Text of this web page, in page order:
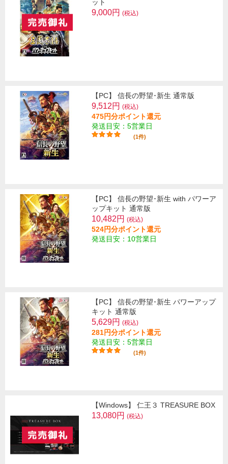
ット
9,000円 (税込)
【PC】 信長の野望･新生 通常版
9,512円 (税込)
475円分ポイント還元
発送目安：5営業日
(1件)
【PC】 信長の野望･新生 with パワーア
ップキット 通常版
10,482円 (税込)
524円分ポイント還元
発送目安：10営業日
【PC】 信長の野望･新生 パワーアップ
キット 通常版
5,629円 (税込)
281円分ポイント還元
発送目安：5営業日
(1件)
【Windows】 仁王３ TREASURE BOX
13,080円 (税込)